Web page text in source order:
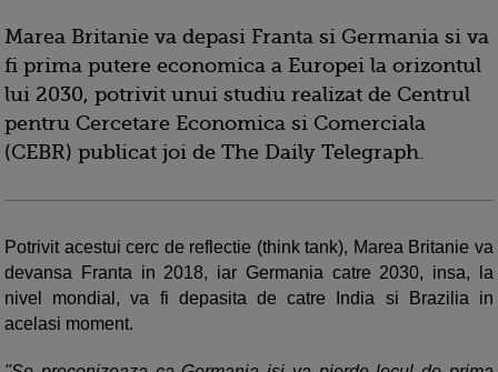
Marea Britanie va depasi Franta si Germania si va
fi prima putere economica a Europei la orizontul
lui 2030, potrivit unui studiu realizat de Centrul
pentru Cercetare Economica si Comerciala
(CEBR) publicat joi de The Daily Telegraph.
Potrivit acestui cerc de reflectie (think tank), Marea Britanie va
devansa Franta in 2018, iar Germania catre 2030, insa, la
nivel mondial, va fi depasita de catre India si Brazilia in
acelasi moment.